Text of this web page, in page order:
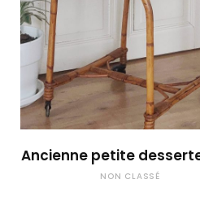
Ancienne petite
NON CLASSÉ